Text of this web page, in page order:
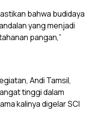
bahwa budidaya
yang menjadi
pangan,”
Andi Tamsil,
tinggi dalam
kalinya digelar SCI